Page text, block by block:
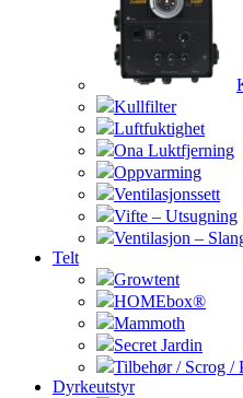
Kullfilter
Luftfuktighet
Ona Luktfjerning
Oppvarming
Ventilasjonssett
Vifte – Utsugning
Ventilasjon –
Telt
Growtent
HOMEbox®
Mammoth
Secret Jardin
Tilbehør / Scrog /
Dyrkeutstyr